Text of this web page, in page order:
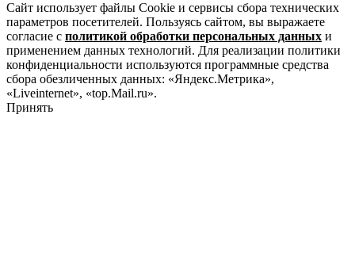
Сайт использует файлы Cookie и сервисы сбора технических
параметров посетителей. Пользуясь сайтом, вы выражаете
согласие с политикой обработки персональных данных и
применением данных технологий. Для реализации политики
конфиденциальности используются программные средства
сбора обезличенных данных: «Яндекс.Метрика»,
«Liveinternet», «top.Mail.ru».
Принять